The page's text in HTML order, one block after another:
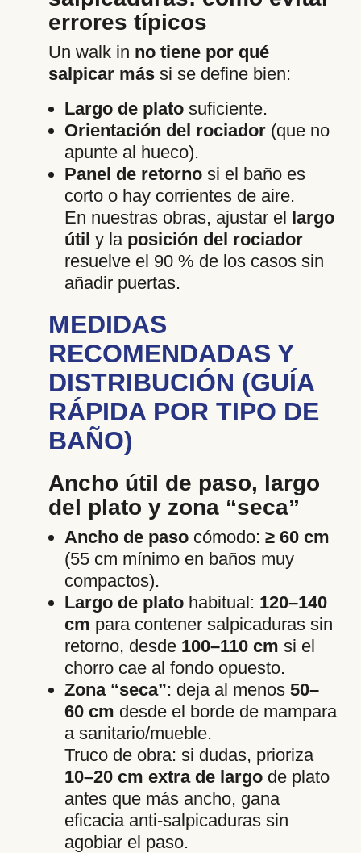
errores típicos
Un walk in no tiene por qué
salpicar más si se define bien:
Largo de plato suficiente.
Orientación del rociador (que no
apunte al hueco).
Panel de retorno si el baño es
corto o hay corrientes de aire.
En nuestras obras, ajustar el largo
útil y la posición del rociador
resuelve el 90 % de los casos sin
añadir puertas.
MEDIDAS
RECOMENDADAS Y
DISTRIBUCIÓN (GUÍA
RÁPIDA POR TIPO DE
BAÑO)
Ancho útil de paso, largo
del plato y zona “seca”
Ancho de paso cómodo: ≥ 60 cm
(55 cm mínimo en baños muy
compactos).
Largo de plato habitual: 120–140
cm para contener salpicaduras sin
retorno, desde 100–110 cm si el
chorro cae al fondo opuesto.
Zona “seca”: deja al menos 50–
60 cm desde el borde de mampara
a sanitario/mueble.
Truco de obra: si dudas, prioriza
10–20 cm extra de largo de plato
antes que más ancho, gana
eficacia anti-salpicaduras sin
agobiar el paso.